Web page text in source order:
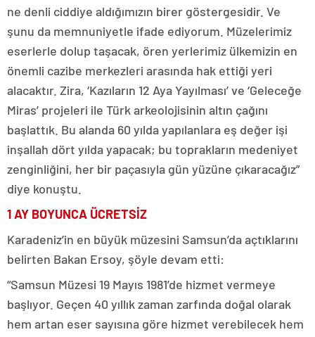
ne denli ciddiye aldığımızın birer göstergesidir. Ve
şunu da memnuniyetle ifade ediyorum. Müzelerimiz
eserlerle dolup taşacak, ören yerlerimiz ülkemizin en
önemli cazibe merkezleri arasında hak ettiği yeri
alacaktır. Zira, ‘Kazıların 12 Aya Yayılması’ ve ‘Geleceğe
Miras’ projeleri ile Türk arkeolojisinin altın çağını
başlattık. Bu alanda 60 yılda yapılanlara eş değer işi
inşallah dört yılda yapacak; bu toprakların medeniyet
zenginliğini, her bir paçasıyla gün yüzüne çıkaracağız”
diye konuştu.
1 AY BOYUNCA ÜCRETSİZ
Karadeniz’in en büyük müzesini Samsun’da açtıklarını
belirten Bakan Ersoy, şöyle devam etti:
“Samsun Müzesi 19 Mayıs 1981’de hizmet vermeye
başlıyor. Geçen 40 yıllık zaman zarfında doğal olarak
hem artan eser sayısına göre hizmet verebilecek hem